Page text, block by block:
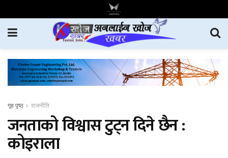
गृह पृष्ठ राजनीति
जनताको विश्वास टुट्न दिने छैन :
कोइराला